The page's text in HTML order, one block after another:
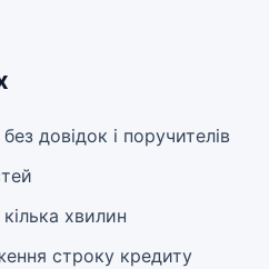
довідок і поручителів
хвилин
строку кредиту